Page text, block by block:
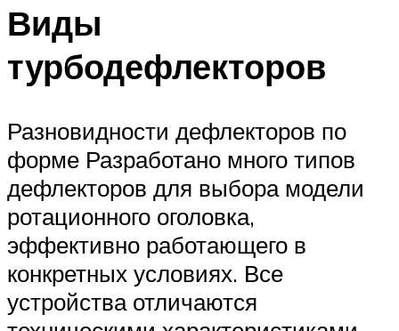
Виды
турбодефлекторов
Разновидности дефлекторов по
форме Разработано много типов
дефлекторов для выбора модели
ротационного оголовка,
эффективно работающего в
конкретных условиях. Все
устройства отличаются